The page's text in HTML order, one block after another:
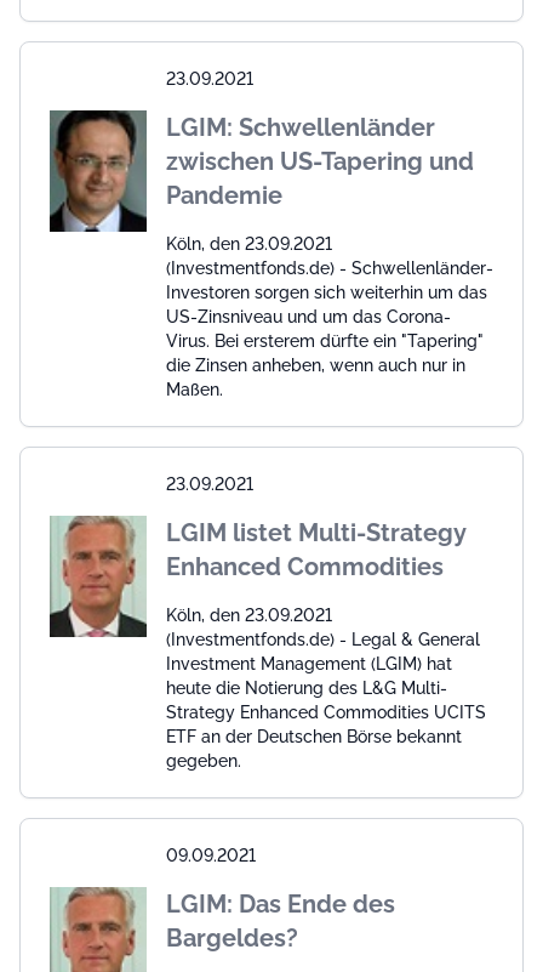
23.09.2021
LGIM: Schwellenländer
zwischen US-Tapering und
Pandemie
Köln, den 23.09.2021
(Investmentfonds.de) - Schwellenländer-
Investoren sorgen sich weiterhin um das
US-Zinsniveau und um das Corona-
Virus. Bei ersterem dürfte ein "Tapering"
die Zinsen anheben, wenn auch nur in
Maßen.
23.09.2021
LGIM listet Multi-Strategy
Enhanced Commodities
Köln, den 23.09.2021
(Investmentfonds.de) - Legal & General
Investment Management (LGIM) hat
heute die Notierung des L&G Multi-
Strategy Enhanced Commodities UCITS
ETF an der Deutschen Börse bekannt
gegeben.
09.09.2021
LGIM: Das Ende des
Bargeldes?